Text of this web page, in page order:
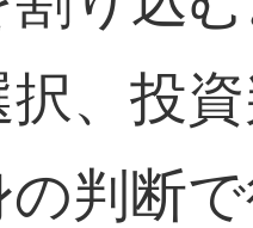
、投
の判断